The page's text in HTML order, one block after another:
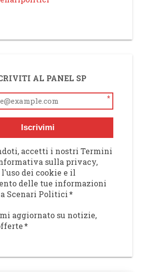
AL PANEL SP
*
Iscrivimi
accetti i nostri Termini
sulla privacy,
l'uso dei cookie e il
delle tue informazioni
Scenari Politici*
aggiornato su notizie,
*